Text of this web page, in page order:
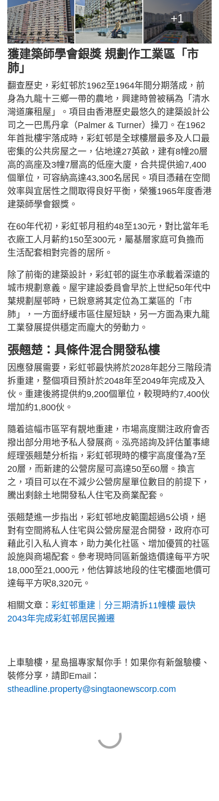
+1
獲建築師學會銀獎 規劃作工業區「市
肺」
翻查歷史，彩虹邨於1962至1964年間分期落成，前
身為九龍十三鄉一帶的農地，興建時曾被稱為「清水
灣道廉租屋」。項目由香港歷史最悠久的建築設計公
司之一巴馬丹拿（Palmer & Turner）操刀。在1962
年首批樓宇落成時，彩虹邨是全球樓層最多及人口最
密集的公共房屋之一，佔地達27英畝，建有8幢20層
高的高座及3幢7層高的低座大廈，合共提供逾7,400
個單位，可容納高達43,300名居民。項目憑藉在空間
效率與宜居性之間取得良好平衡，榮獲1965年度香港
建築師學會銀獎。
在60年代初，彩虹邨月租約48至130元，對比當年毛
衣廠工人月薪約150至300元，屬基層家庭可負擔而
生活配套相對完善的居所。
除了前衛的建築設計，彩虹邨的誕生亦承載着深遠的
城市規劃意義。屋宇建設委員會早於上世紀50年代中
葉規劃屋邨時，已銳意將其定位為工業區的「市
肺」，一方面紓緩市區住屋短缺，另一方面為東九龍
工業發展提供穩定而龐大的勞動力。
張翹楚：具條件混合開發私樓
因應發展需要，彩虹邨最快將於2028年起分三階段清
拆重建，整個項目預計於2048年至2049年完成及入
伙。重建後將提供約9,200個單位，較現時約7,400伙
增加約1,800伙。
隨着這幅市區罕有靚地重建，市場高度關注政府會否
撥出部分用地予私人發展商。泓亮諮詢及評估董事總
經理張翹楚分析指，彩虹邨現時的樓宇高度僅為7至
20層，而新建的公營房屋可高達50至60層。換言
之，項目可以在不減少公營房屋單位數目的前提下，
騰出剩餘土地開發私人住宅及商業配套。
張翹楚進一步指出，彩虹邨地皮範圍超過5公頃，絕
對有空間將私人住宅與公營房屋混合開發，政府亦可
藉此引入私人資本，助力美化社區、增加優質的社區
設施與商場配套。參考現時同區新盤造價達每平方呎
18,000至21,000元，他估算該地段的住宅樓面地價可
達每平方呎8,320元。
相關文章： 彩虹邨重建｜分三期清拆11幢樓 最快
2043年完成彩虹邨居民搬遷
上車驗樓，星島搵專家幫你手！如果你有新盤驗樓、
裝修分享，請即Email：
stheadline.property@singtaonewscorp.com